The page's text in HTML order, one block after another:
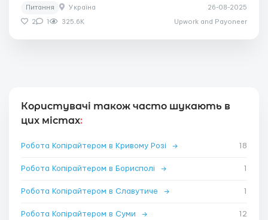
Питання Україна 26-08-2025
2 1 325.6K Upwork and Payoneer
Користувачі також часто шукають в
цих містах:
Робота Копірайтером в Кривому Розі → 18
Робота Копірайтером в Борисполі → 1
Робота Копірайтером в Славутиче → 1
Робота Копірайтером в Суми → 12